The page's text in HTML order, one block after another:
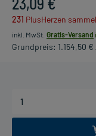
231 PlusHerzen
inkl. MwSt. Gratis-Versand
Grundpreis: 1.154,50 €